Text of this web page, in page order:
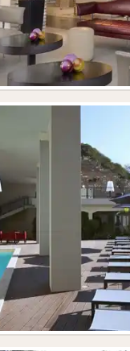
Forrige bilde